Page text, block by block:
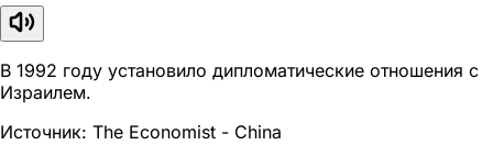
В 1992 году установило дипломатические отношения с
Израилем.
Источник: The Economist - China